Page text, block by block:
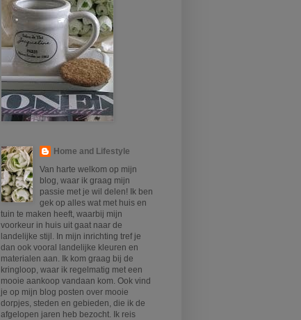
Home and Lifestyle
Van harte welkom op mijn
blog, waar ik graag mijn
passie met je wil delen! Ik ben
gek op alles wat met huis en
tuin te maken heeft, waarbij mijn
voorkeur in huis uit gaat naar de
landelijke stijl. In mijn inrichting tref je
dan ook vooral landelijke kleuren en
materialen aan. Ik kom graag bij de
kringloop, waar ik regelmatig met een
mooie aankoop vandaan kom. Ook vind
je op mijn blog posten over mooie
dorpjes, steden en gebieden, die ik de
afgelopen jaren heb bezocht. Ik reis